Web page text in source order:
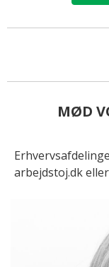
MØD
arbejdstoj.dk